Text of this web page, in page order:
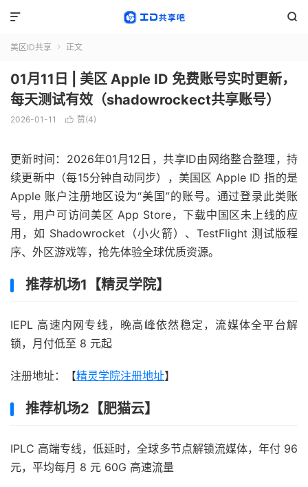


美区ID共享  正文
01月11日 | 美区 Apple ID 免费账号实时更新，
每天测试有效（shadowrockect共享账号）
2026-01-11  赞(4)
更新时间：2026年01月12日，共享ID由网络整合整理，持
续更新中（每15分钟自动同步），美国区 Apple ID 指的是
Apple 账户注册地区设为“美国”的账号。通过登录此类账
号，用户可访问美区 App Store，下载中国区未上线的应
用，如 Shadowrocket（小火箭）、TestFlight 测试版程
序、外区游戏等，抢先体验全球优质资源。
推荐机场1【精灵学院】
IEPL 高速内网专线，晚高峰依然稳定，流媒体全平台解
锁，月付低至 8 元起
注册地址：【精灵学院注册地址】
推荐机场2【肥猫云】
IPLC 高端专线，低延时，全球多节点解锁流媒体，年付 96
元，平均每月 8 元 60G 高速流量